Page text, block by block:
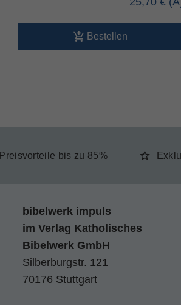
Bestellen
Preisvorteile bis zu 85%
bibelwerk impuls
im Verlag Katholisches
Bibelwerk GmbH
Silberburgstr. 121
70176 Stuttgart